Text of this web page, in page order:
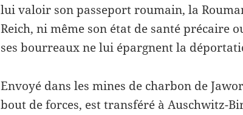
lui valoir son passeport roumain, la
Reich, ni même son état de santé précaire
ses bourreaux ne lui épargnent la
Envoyé dans les mines de charbon de
bout de forces, est transféré à Auschwitz-